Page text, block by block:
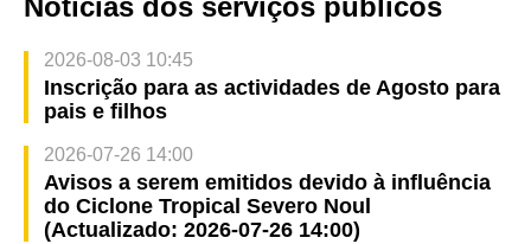
Notícias dos serviços públicos
2026-08-03 10:45
Inscrição para as actividades de Agosto para
pais e filhos
2026-07-26 14:00
Avisos a serem emitidos devido à influência
do Ciclone Tropical Severo Noul
(Actualizado: 2026-07-26 14:00)